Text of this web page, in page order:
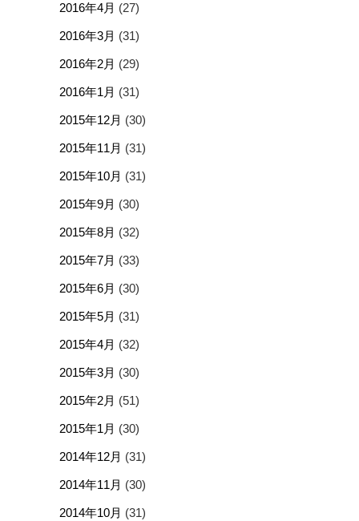
2016年4月 (27)
2016年3月 (31)
2016年2月 (29)
2016年1月 (31)
2015年12月 (30)
2015年11月 (31)
2015年10月 (31)
2015年9月 (30)
2015年8月 (32)
2015年7月 (33)
2015年6月 (30)
2015年5月 (31)
2015年4月 (32)
2015年3月 (30)
2015年2月 (51)
2015年1月 (30)
2014年12月 (31)
2014年11月 (30)
2014年10月 (31)